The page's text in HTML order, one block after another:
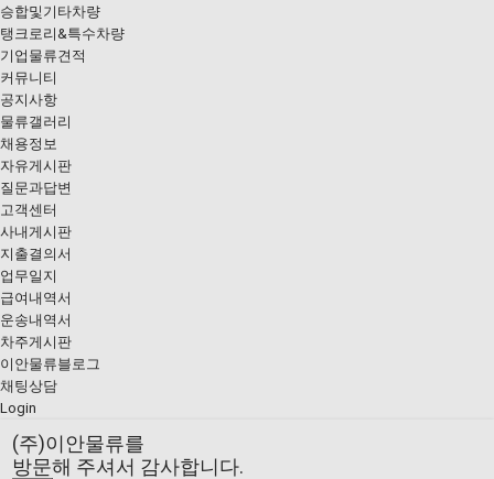
승합및기타차량
탱크로리&특수차량
기업물류견적
커뮤니티
공지사항
물류갤러리
채용정보
자유게시판
질문과답변
고객센터
사내게시판
지출결의서
업무일지
급여내역서
운송내역서
차주게시판
이안물류블로그
채팅상담
Login
(주)이안물류를
방문해 주셔서 감사합니다.